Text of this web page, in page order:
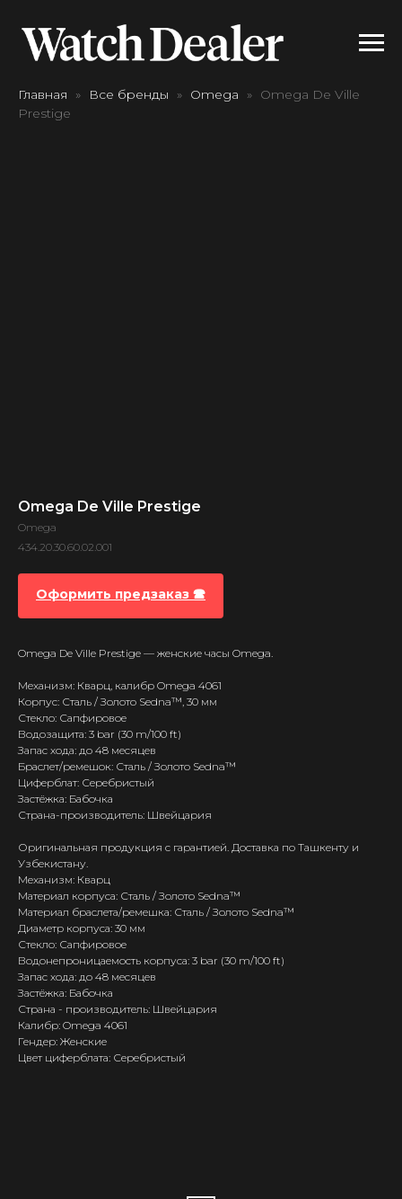
Главная Все бренды Omega
Omega De Ville
Prestige
Omega De Ville Prestige
Omega
434.20.30.60.02.001
Оформить предзаказ 🕿
Omega De Ville Prestige — женские часы Omega.
Механизм: Кварц, калибр Omega 4061
Корпус: Сталь / Золото Sedna™, 30 мм
Стекло: Сапфировое
Водозащита: 3 bar (30 m/100 ft)
Запас хода: до 48 месяцев
Браслет/ремешок: Сталь / Золото Sedna™
Циферблат: Серебристый
Застёжка: Бабочка
Страна-производитель: Швейцария
Оригинальная продукция с гарантией. Доставка по Ташкенту и
Узбекистану.
Механизм: Кварц
Материал корпуса: Сталь / Золото Sedna™
Материал браслета/ремешка: Сталь / Золото Sedna™
Диаметр корпуса: 30 мм
Стекло: Сапфировое
Водонепроницаемость корпуса: 3 bar (30 m/100 ft)
Запас хода: до 48 месяцев
Застёжка: Бабочка
Страна - производитель: Швейцария
Калибр: Omega 4061
Гендер: Женские
Цвет циферблата: Серебристый